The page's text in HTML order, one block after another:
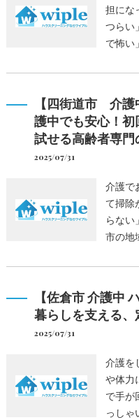
担にな
つらい
で怖い
【四街道市 介
護中でも安心！
試せる高齢者専
2025/07/31
介護で
て掃除
らない
市の地
【佐倉市 介護中
暮らしを支える
2025/07/31
介護を
や体力
で手が
っしゃ